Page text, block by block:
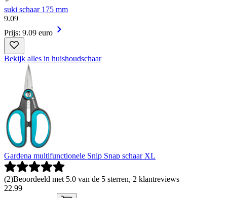
suki schaar 175 mm
9.09
Prijs: 9.09 euro
Bekijk alles in huishoudschaar
Gardena multifunctionele Snip Snap schaar XL
(2)Beoordeeld met 5.0 van de 5 sterren, 2 klantreviews
22.99